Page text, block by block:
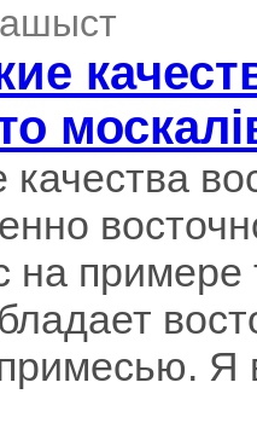
качества
на
Я